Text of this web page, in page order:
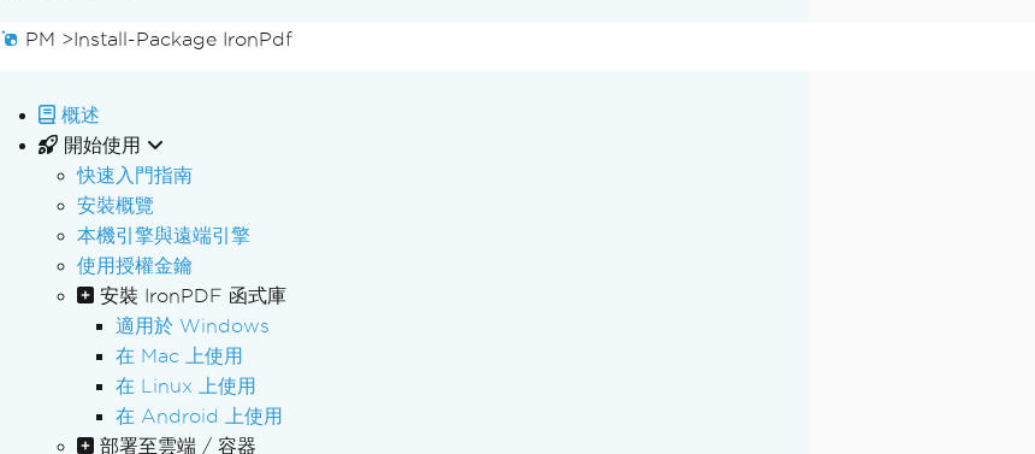
PM >Install-Package IronPdf
概述
開始使用
快速入門指南
安裝概覽
本機引擎與遠端引擎
使用授權金鑰
安裝 IronPDF 函式庫
適用於 Windows
在 Mac 上使用
在 Linux 上使用
在 Android 上使用
部署至雲端 / 容器